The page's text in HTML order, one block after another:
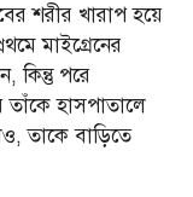
শরীর খারাপ হয়ে
মাইগ্রেনের
কিন্তু পরে
তাঁকে হাসপাতালে
তাকে বাড়িতে